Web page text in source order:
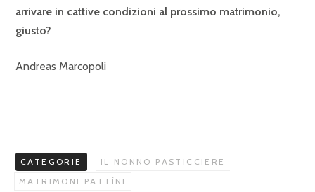
arrivare in cattive condizioni al prossimo matrimonio,
giusto?
Andreas Marcopoli
CATEGORIE
IL NONNO PASTICCIERE
MATRIMONI PATTÌNI